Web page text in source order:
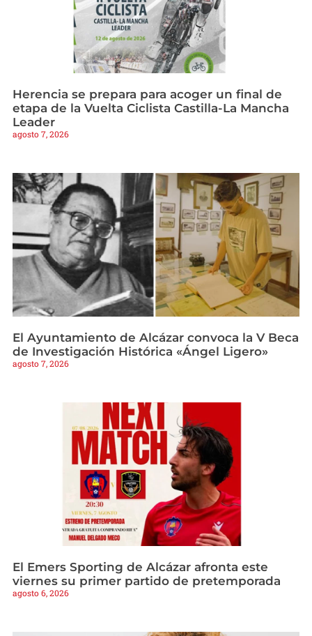
Herencia se prepara para acoger un final de
etapa de la Vuelta Ciclista Castilla-La Mancha
Leader
agosto 7, 2026
El Ayuntamiento de Alcázar convoca la V Beca
de Investigación Histórica «Ángel Ligero»
agosto 7, 2026
El Emers Sporting de Alcázar afronta este
viernes su primer partido de pretemporada
agosto 6, 2026